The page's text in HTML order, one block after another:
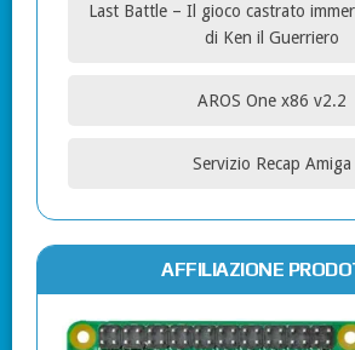
Last Battle – Il gioco castrato
di Ken il Guerriero
AROS One x86 v2.2
Servizio Recap Amiga
AFFILIAZIONE